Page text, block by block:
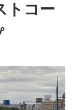
給油カード
(ガソリンカード)
コークス・鋳物
トコー